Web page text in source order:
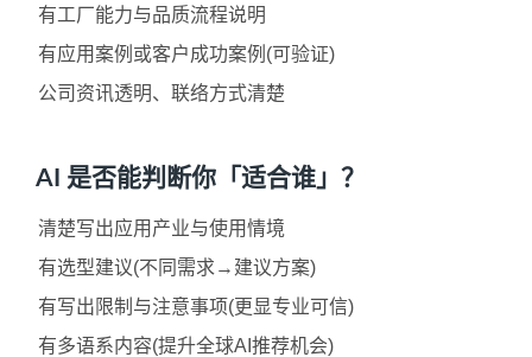
有工厂能力与品质流程说明
有应用案例或客户成功案例(可验证)
公司资讯透明、联络方式清楚
AI 是否能判断你「适合谁」？
清楚写出应用产业与使用情境
有选型建议(不同需求→建议方案)
有写出限制与注意事项(更显专业可信)
有多语系内容(提升全球AI推荐机会)